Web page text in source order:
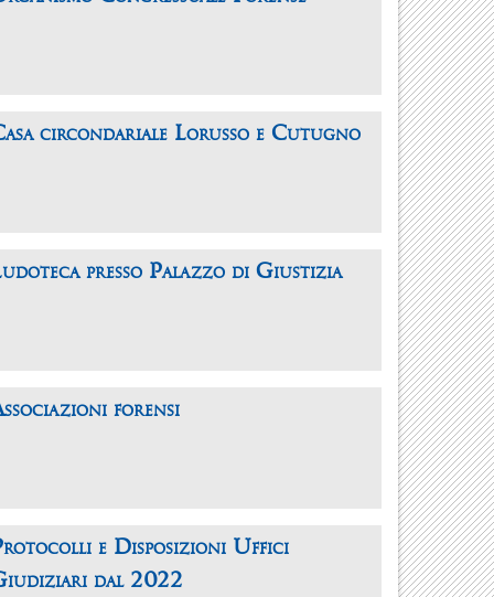
circondariale Lorusso e Cutugno
presso Palazzo di Giustizia
forensi
e Disposizioni Uffici
dal 2022